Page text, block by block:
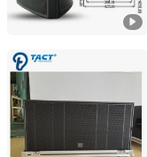
Enping TACT Pro
Guangdong, China